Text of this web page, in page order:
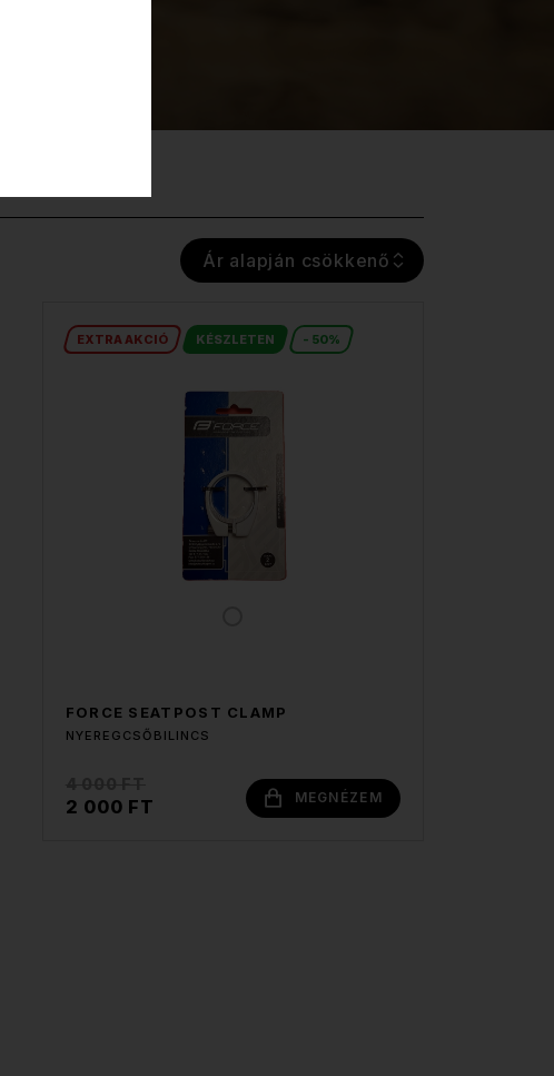
Ár alapján csökkenő
EXTRA AKCIÓ KÉSZLETEN - 50%
FORCE SEATPOST CLAMP
NYEREGCSŐBILINCS
2 000 FT MEGNÉZEM